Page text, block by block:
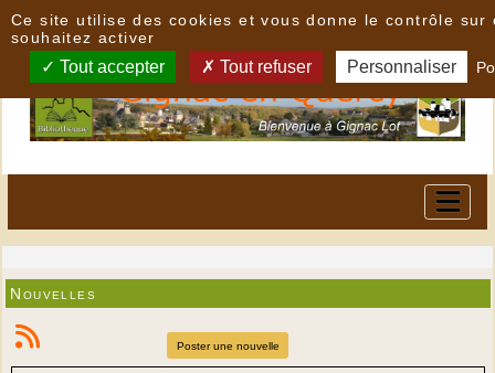
Nouvelles
Poster une nouvelle
Ce site utilise des cookies et vous donne le contrôle sur
souhaitez activer
Tout accepter Tout refuser Personnaliser